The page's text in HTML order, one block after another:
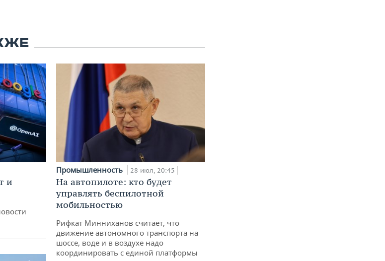
и
Промышленность 28 июл, 20:45
На автопилоте: кто будет
управлять беспилотной
мобильностью
Рифкат Минниханов считает, что
движение автономного транспорта на
шоссе, воде и в воздухе надо
координировать с единой платформы